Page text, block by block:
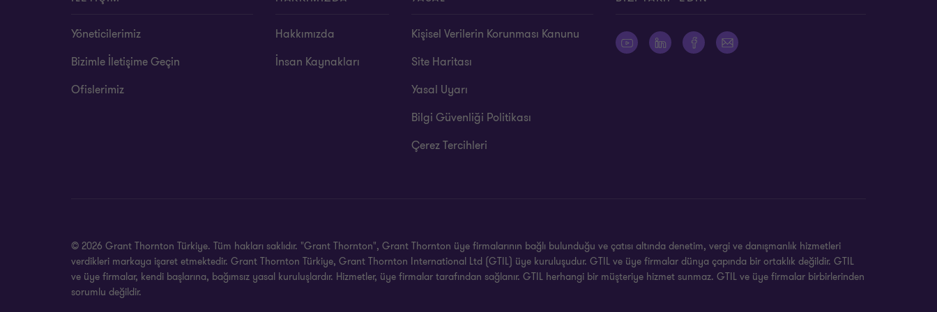
Yöneticilerimiz
Bizimle İletişime Geçin
Ofislerimiz
Hakkımızda
İnsan Kaynakları
Kişisel Verilerin Korunması Kanunu
Site Haritası
Yasal Uyarı
Bilgi Güvenliği Politikası
Çerez Tercihleri
© 2026 Grant Thornton Türkiye. Tüm hakları saklıdır. "Grant Thornton", Grant Thornton üye firmalarının bağlı bulunduğu ve çatısı altında denetim, vergi ve danışmanlık hizmetleri
verdikleri markaya işaret etmektedir. Grant Thornton Türkiye, Grant Thornton International Ltd (GTIL) üye kuruluşudur. GTIL ve üye firmalar dünya çapında bir ortaklık değildir. GTIL
ve üye firmalar, kendi başlarına, bağımsız yasal kuruluşlardır. Hizmetler, üye firmalar tarafından sağlanır. GTIL herhangi bir müşteriye hizmet sunmaz. GTIL ve üye firmalar birbirlerinden
sorumlu değildir.